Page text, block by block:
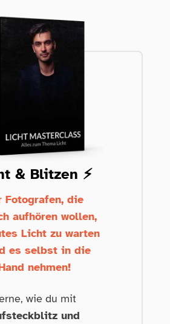
& Blitzen ⚡️
Fotografen, die
aufhören wollen,
Licht zu warten
es selbst in die
nehmen!
wie du mit
und